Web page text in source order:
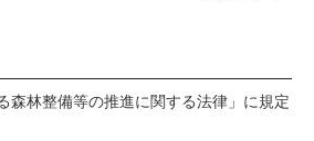
森林整備等の推進に関する法律」に規定